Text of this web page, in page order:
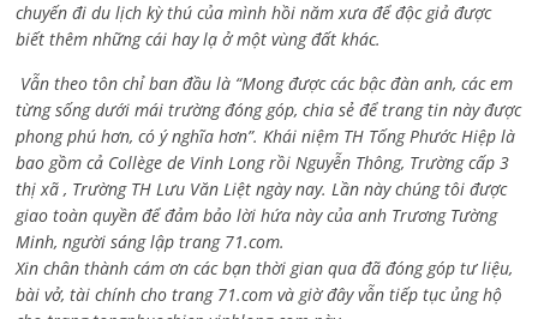
chuyến đi du lịch kỳ thú của mình hồi năm xưa để độc giả được
biết thêm những cái hay lạ ở một vùng đất khác.
Vẫn theo tôn chỉ ban đầu là “Mong được các bậc đàn anh, các em
từng sống dưới mái trường đóng góp, chia sẻ để trang tin này được
phong phú hơn, có ý nghĩa hơn”. Khái niệm TH Tống Phước Hiệp là
bao gồm cả Collège de Vinh Long rồi Nguyễn Thông, Trường cấp 3
thị xã , Trường TH Lưu Văn Liệt ngày nay. Lần này chúng tôi được
giao toàn quyền để đảm bảo lời hứa này của anh Trương Tường
Minh, người sáng lập trang 71.com.
Xin chân thành cám ơn các bạn thời gian qua đã đóng góp tư liệu,
bài vở, tài chính cho trang 71.com và giờ đây vẫn tiếp tục ủng hộ